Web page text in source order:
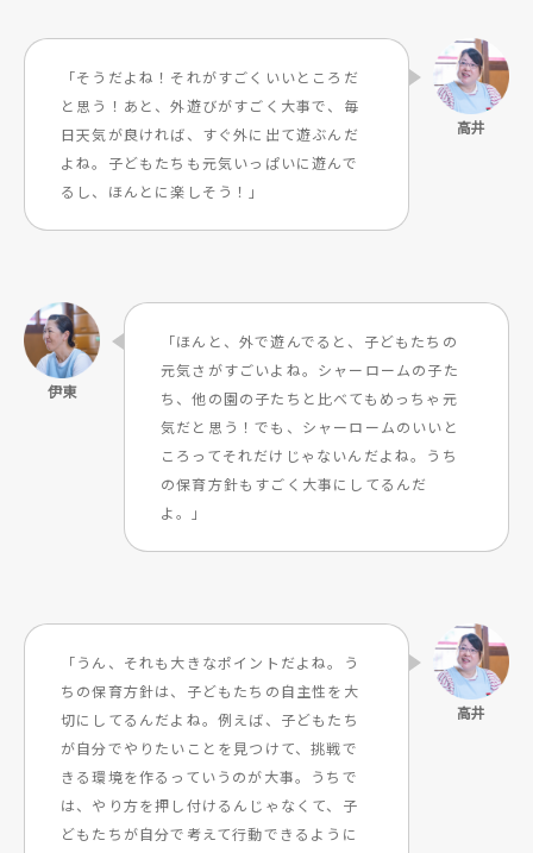
「そうだよね！それがすごくいいところだ
と思う！あと、外遊びがすごく大事で、毎
日天気が良ければ、すぐ外に出て遊ぶんだ
よね。子どもたちも元気いっぱいに遊んで
るし、ほんとに楽しそう！」
「ほんと、外で遊んでると、子どもたちの
元気さがすごいよね。シャーロームの子た
ち、他の園の子たちと比べてもめっちゃ元
気だと思う！でも、シャーロームのいいと
ころってそれだけじゃないんだよね。うち
の保育方針もすごく大事にしてるんだ
よ。」
「うん、それも大きなポイントだよね。う
ちの保育方針は、子どもたちの自主性を大
切にしてるんだよね。例えば、子どもたち
が自分でやりたいことを見つけて、挑戦で
きる環境を作るっていうのが大事。うちで
は、やり方を押し付けるんじゃなくて、子
どもたちが自分で考えて行動できるように